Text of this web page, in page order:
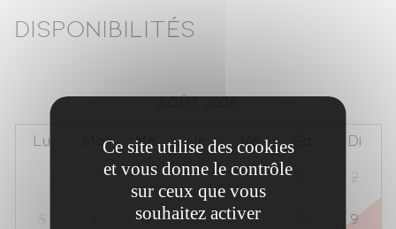
Disponibilités
AOÛT 2026
Lu Ma Me Je Ve Sa
Di
29 30 31 2
5 6 7 9
Ce site utilise des cookies
et vous donne le contrôle
sur ceux que vous
souhaitez activer